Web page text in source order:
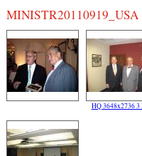
MINISTR20110919_USA
HQ 3648x2736 3